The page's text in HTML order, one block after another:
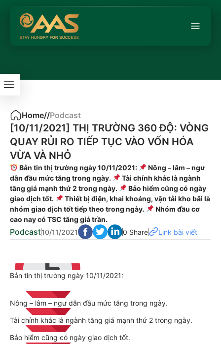
Home//Podcast
[10/11/2021] THỊ TRƯỜNG 360 ĐỘ: VÒNG
QUAY RỦI RO TIẾP TỤC VÀO VỐN HÓA
VỪA VÀ NHỎ
Bản tin thị trường ngày 10/11/2021:
Nông – lâm – ngư
dẫn đầu mức tăng trong ngày.
Tài chính khác là ngành
tăng giá mạnh thứ 2 trong ngày.
Bảo hiểm cũng có ngày
giao dịch tốt.
Thiết bị điện, khai khoáng, vận tải kho bãi là
nhóm giao dịch tốt tiếp theo trong ngày.
Nhóm đầu cơ
cao nay có TSC tăng giá trần.
Podcast10/11/2021 0 Share Link bài viết
Bản tin thị trường ngày 10/11/2021:
Nông – lâm – ngư dẫn đầu mức tăng trong ngày.
Tài chính khác là ngành tăng giá mạnh thứ 2 trong ngày.
Bảo hiểm cũng có ngày giao dịch tốt.